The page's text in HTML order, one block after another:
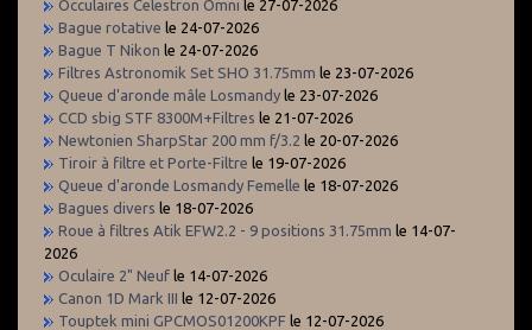
Occulaires Celestron Omni le 27-07-2026
Bague rotative le 24-07-2026
Bague T Nikon le 24-07-2026
Filtres Astronomik Set SHO 31.75mm le 23-07-2026
Queue d'aronde mâle Losmandy le 23-07-2026
CCD sbig STF 8300M+Filtres le 21-07-2026
Newtonien SharpStar 200 mm f/3.2 le 20-07-2026
Tiroir à filtre et Porte-Filtre le 19-07-2026
Queue d'aronde Losmandy Femelle le 18-07-2026
Bagues divers le 18-07-2026
Roue à filtres Atik EFW2.2 - 9 positions 31.75mm le 14-07-
2026
Oculaire 2" Neuf le 14-07-2026
Canon 1D Mark III le 12-07-2026
Touptek mini GPCMOS01200KPF le 12-07-2026